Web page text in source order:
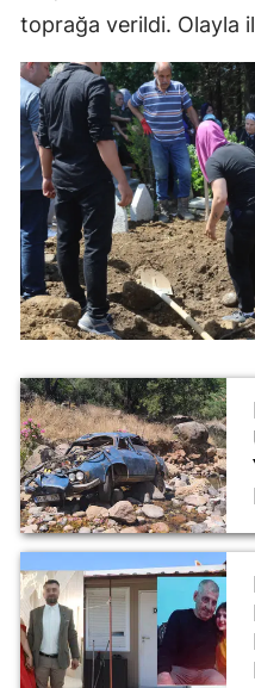
toprağa verildi. Olayla